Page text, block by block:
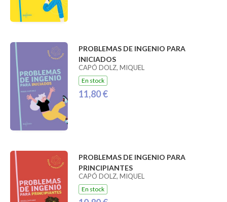
PROBLEMAS DE INGENIO PARA
INICIADOS
CAPÓ DOLZ, MIQUEL
En stock
11,80 €
PROBLEMAS DE INGENIO PARA
PRINCIPIANTES
CAPÓ DOLZ, MIQUEL
En stock